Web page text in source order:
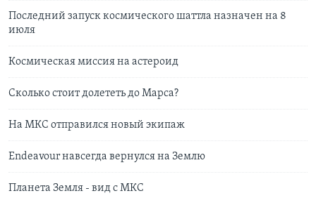
Последний запуск космического шаттла назначен на 8
июля
Космическая миссия на астероид
Сколько стоит долететь до Марса?
На МКС отправился новый экипаж
Endeavour навсегда вернулся на Землю
Планета Земля - вид с МКС